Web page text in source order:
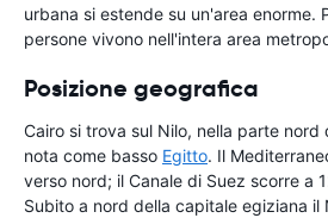
urbana si estende su un'area enorme.
persone vivono nell'intera area
Posizione geografica
Cairo si trova sul Nilo, nella parte nord
nota come basso Egitto. Il
verso nord; il Canale di Suez scorre a
Subito a nord della capitale egiziana il